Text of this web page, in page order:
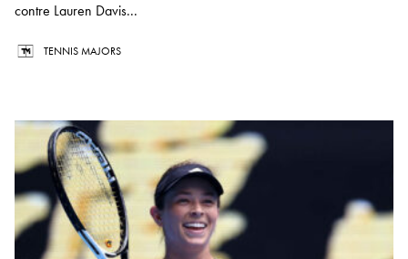
contre Lauren Davis...
TENNIS MAJORS